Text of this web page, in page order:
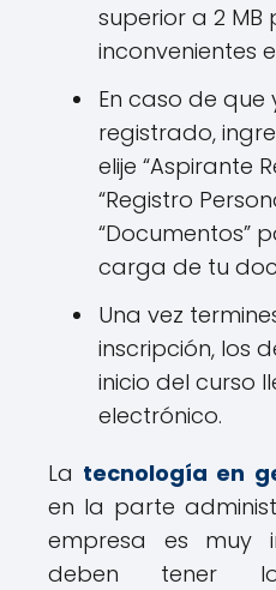
superior a 2
inconvenientes
En caso de que
registrado,
elije “Aspirante
“Registro
“Documentos”
carga de tu
Una vez
inscripción, los
inicio del curso
electrónico.
La tecnología en
en la parte
empresa es muy
deben tener